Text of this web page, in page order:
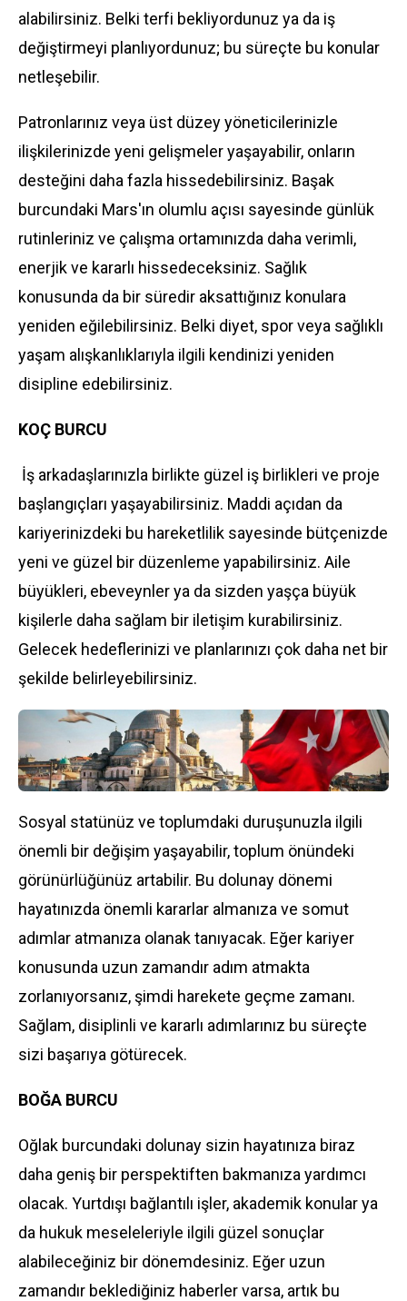
alabilirsiniz. Belki terfi bekliyordunuz ya da iş
değiştirmeyi planlıyordunuz; bu süreçte bu konular
netleşebilir.
Patronlarınız veya üst düzey yöneticilerinizle
ilişkilerinizde yeni gelişmeler yaşayabilir, onların
desteğini daha fazla hissedebilirsiniz. Başak
burcundaki Mars'ın olumlu açısı sayesinde günlük
rutinleriniz ve çalışma ortamınızda daha verimli,
enerjik ve kararlı hissedeceksiniz. Sağlık
konusunda da bir süredir aksattığınız konulara
yeniden eğilebilirsiniz. Belki diyet, spor veya sağlıklı
yaşam alışkanlıklarıyla ilgili kendinizi yeniden
disipline edebilirsiniz.
KOÇ BURCU
İş arkadaşlarınızla birlikte güzel iş birlikleri ve proje
başlangıçları yaşayabilirsiniz. Maddi açıdan da
kariyerinizdeki bu hareketlilik sayesinde bütçenizde
yeni ve güzel bir düzenleme yapabilirsiniz. Aile
büyükleri, ebeveynler ya da sizden yaşça büyük
kişilerle daha sağlam bir iletişim kurabilirsiniz.
Gelecek hedeflerinizi ve planlarınızı çok daha net bir
şekilde belirleyebilirsiniz.
Sosyal statünüz ve toplumdaki duruşunuzla ilgili
önemli bir değişim yaşayabilir, toplum önündeki
görünürlüğünüz artabilir. Bu dolunay dönemi
hayatınızda önemli kararlar almanıza ve somut
adımlar atmanıza olanak tanıyacak. Eğer kariyer
konusunda uzun zamandır adım atmakta
zorlanıyorsanız, şimdi harekete geçme zamanı.
Sağlam, disiplinli ve kararlı adımlarınız bu süreçte
sizi başarıya götürecek.
BOĞA BURCU
Oğlak burcundaki dolunay sizin hayatınıza biraz
daha geniş bir perspektiften bakmanıza yardımcı
olacak. Yurtdışı bağlantılı işler, akademik konular ya
da hukuk meseleleriyle ilgili güzel sonuçlar
alabileceğiniz bir dönemdesiniz. Eğer uzun
zamandır beklediğiniz haberler varsa, artık bu